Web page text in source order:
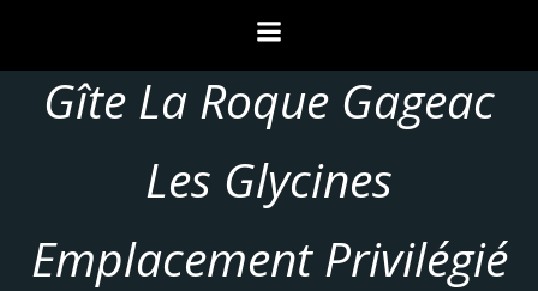
au
contenu
Gîte La Roque Gageac
Les Glycines
Emplacement Privilégié